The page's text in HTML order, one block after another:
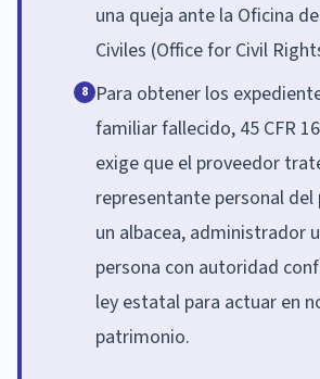
una queja ante la Oficina
Civiles (Office for Civil
8 Para obtener los
familiar fallecido, 45 CFR
exige que el proveedor
representante personal del
un albacea, administrador
persona con autoridad
ley estatal para actuar en
patrimonio.